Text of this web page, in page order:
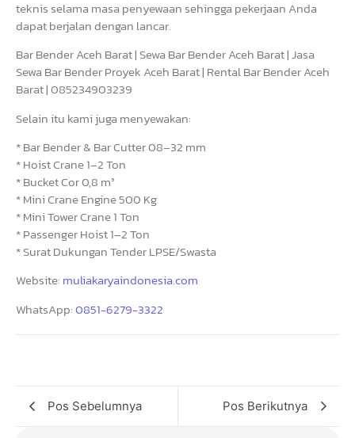
teknis selama masa penyewaan sehingga pekerjaan Anda
dapat berjalan dengan lancar.
Bar Bender Aceh Barat | Sewa Bar Bender Aceh Barat | Jasa
Sewa Bar Bender Proyek Aceh Barat | Rental Bar Bender Aceh
Barat | 085234903239
Selain itu kami juga menyewakan:
* Bar Bender & Bar Cutter 08–32 mm
* Hoist Crane 1–2 Ton
* Bucket Cor 0,8 m³
* Mini Crane Engine 500 Kg
* Mini Tower Crane 1 Ton
* Passenger Hoist 1–2 Ton
* Surat Dukungan Tender LPSE/Swasta
Website: muliakaryaindonesia.com
WhatsApp:0851-6279-3322
Pos Sebelumnya Pos Berikutnya